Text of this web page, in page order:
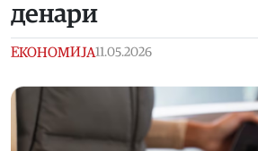
денари
ЕКОНОМИЈА11.05.2026